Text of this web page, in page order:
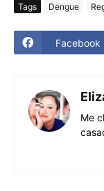
Tags Dengue
Facebook
Me